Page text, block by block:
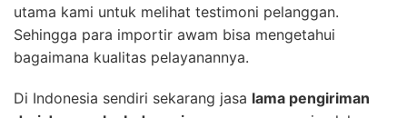
utama kami untuk melihat testimoni pelanggan.
Sehingga para importir awam bisa mengetahui
bagaimana kualitas pelayanannya.
Di Indonesia sendiri sekarang jasa lama pengiriman